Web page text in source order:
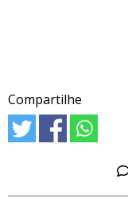
Compartilhe